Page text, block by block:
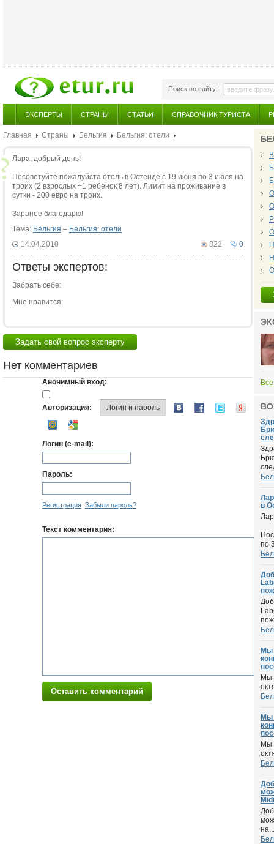
Поиск по сайту:
ЭКСПЕРТЫ СТРАНЫ СТАТЬИ СПРАВОЧНИК ТУРИСТА
Главная Страны Бельгия Бельгия: отели
Лара, добрый день!
Посоветуйте пожалуйста отель в Остенде с 19 июня по 3 июля на
троих (2 взрослых +1 ребенок 8 лет). Лимит на проживание в
сутки - 200 евро на троих.
Заранее благодарю!
Тема: Бельгия – Бельгия: отели
0
822
14.04.2010
Ответы экспертов:
Забрать себе:
Мне нравится:
Задать свой вопрос эксперту
Нет комментариев
Анонимный вход:
Авторизация: Логин и пароль
Логин (e-mail):
Пароль:
Регистрация Забыли пароль?
Текст комментария:
Оставить комментарий
в
по
Мы
Мы
Мы
Мы
на...